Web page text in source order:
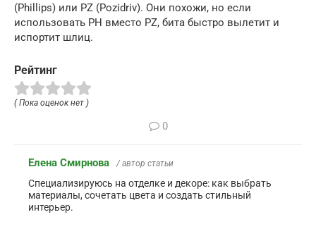
(Phillips) или PZ (Pozidriv). Они похожи, но если
использовать PH вместо PZ, бита быстро вылетит и
испортит шлиц.
Рейтинг
( Пока оценок нет )
0
Елена Смирнова / автор статьи
Специализируюсь на отделке и декоре: как выбрать
материалы, сочетать цвета и создать стильный
интерьер.